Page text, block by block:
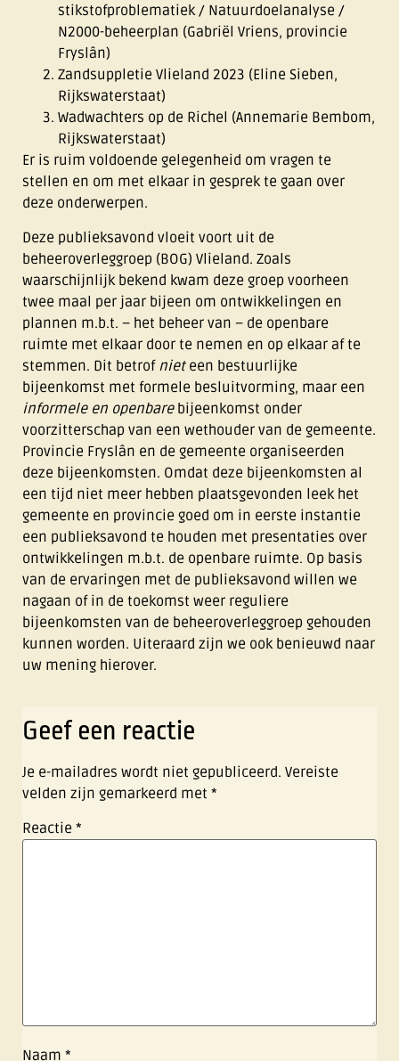
stikstofproblematiek / Natuurdoelanalyse /
N2000-beheerplan (Gabriël Vriens, provincie
Fryslân)
Zandsuppletie Vlieland 2023 (Eline Sieben,
Rijkswaterstaat)
Wadwachters op de Richel (Annemarie Bembom,
Rijkswaterstaat)
Er is ruim voldoende gelegenheid om vragen te
stellen en om met elkaar in gesprek te gaan over
deze onderwerpen.
Deze publieksavond vloeit voort uit de
beheeroverleggroep (BOG) Vlieland. Zoals
waarschijnlijk bekend kwam deze groep voorheen
twee maal per jaar bijeen om ontwikkelingen en
plannen m.b.t. – het beheer van – de openbare
ruimte met elkaar door te nemen en op elkaar af te
stemmen. Dit betrof nieteen bestuurlijke
bijeenkomst met formele besluitvorming, maar een
informele en openbarebijeenkomst onder
voorzitterschap van een wethouder van de gemeente.
Provincie Fryslân en de gemeente organiseerden
deze bijeenkomsten. Omdat deze bijeenkomsten al
een tijd niet meer hebben plaatsgevonden leek het
gemeente en provincie goed om in eerste instantie
een publieksavond te houden met presentaties over
ontwikkelingen m.b.t. de openbare ruimte. Op basis
van de ervaringen met de publieksavond willen we
nagaan of in de toekomst weer reguliere
bijeenkomsten van de beheeroverleggroep gehouden
kunnen worden. Uiteraard zijn we ook benieuwd naar
uw mening hierover.
Geef een reactie
Je e-mailadres wordt niet gepubliceerd. Vereiste
velden zijn gemarkeerd met *
Reactie *
Naam *